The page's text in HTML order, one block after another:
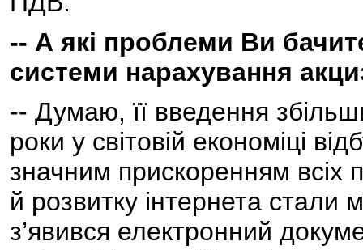
-- А які проблеми Ви
системи нарахування
-- Думаю, її введення
роки у світовій економіці
значним прискоренням всіх
й розвитку інтернета стали
з’явився електронний